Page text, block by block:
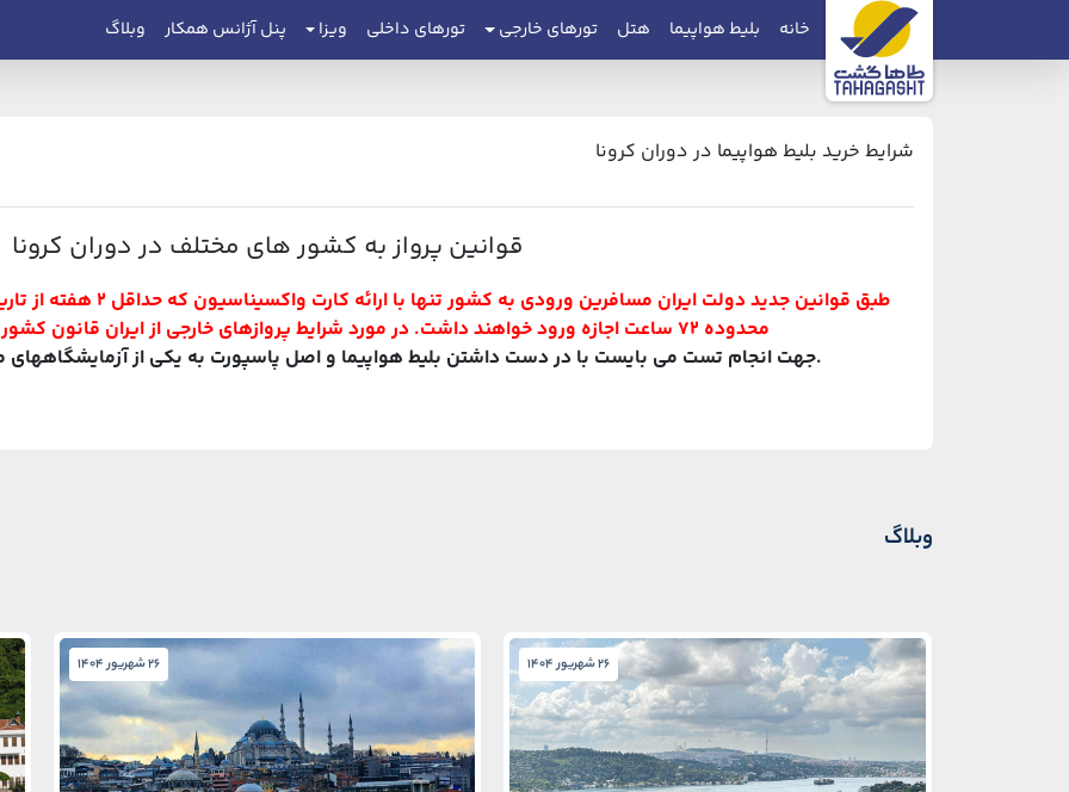
خانه بلیط هواپیما هتل تورهای خارجی تورهای داخلی ویزا پنل آژانس همکار وبلاگ
شرایط خرید بلیط هواپیما در دوران کرونا
قوانین پرواز به کشور های مختلف در دوران کرونا
طبق قوانین جدید دولت ایران مسافرین ورودی به کشور تنها با ارائه کارت واکسیناسیون که حداقل 2 هفته از تاریخ نوبت آن گذشته باشد
محدوده 72 ساعت اجازه ورود خواهند داشت. در مورد شرایط پروازهای خارجی از ایران قانون کشور مقصد تعیین کننده می‌باشد.
.جهت انجام تست می بایست با در دست داشتن بلیط هواپیما و اصل پاسپورت به یکی از آزمایشگاههای
وبلاگ
26 شهریور 1404 26 شهریور 1404